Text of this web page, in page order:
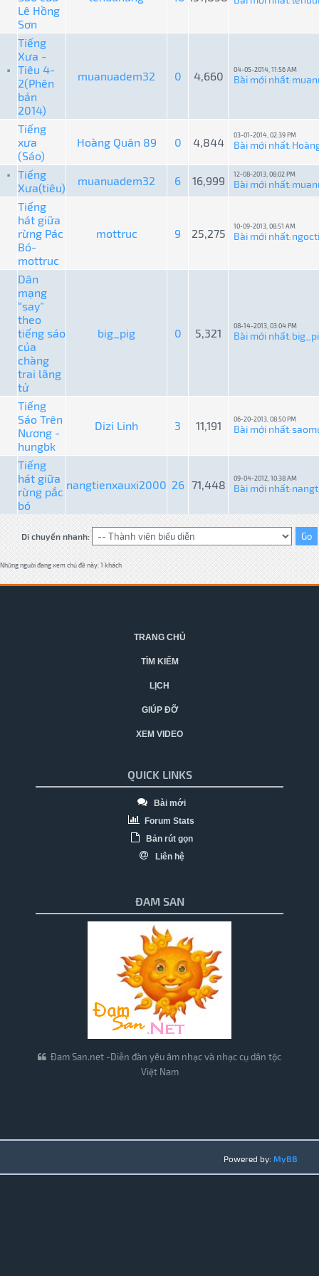
Lê Hồng
Sơn
Tiếng
Xưa -
Tiêu 4-
2(Phên
bản
2014)
muanuadem32 0 4,660 04-05-2014, 11:56 AM
Bài mới nhất:
Tiếng
xưa
(Sáo)
Hoàng Quân 89 0 4,844
03-01-2014, 02:39 PM
Bài mới nhất:
Tiếng
Xưa(tiêu)
muanuadem32 6 16,999 12-08-2013, 08:02 PM
Bài mới nhất:
Tiếng
hát giữa
rừng Pác
Bó-
mottruc
mottruc 9 25,275
10-09-2013, 08:51 AM
Bài mới nhất:
Dân
mạng
“say”
theo
tiếng sáo
của
chàng
trai lãng
tử
big_pig 0 5,321
08-14-2013, 03:04 PM
Bài mới nhất:
Tiếng
Sáo Trên
Nương -
hungbk
Dizi Linh 3 11,191 06-20-2013, 08:50 PM
Bài mới nhất:
Tiếng
hát giữa
rừng pắc
bó
nangtienxauxi2000 26 71,448 09-04-2012, 10:38 AM
Bài mới nhất:
Di chuyển nhanh:
Những người đang xem chủ đề này: 1 khách
TRANG CHỦ
TÌM KIẾM
LỊCH
GIÚP ĐỠ
XEM VIDEO
QUICK LINKS
Bài mới
Forum Stats
Bản rút gọn
Liên hệ
ĐAM SAN
Đam San.net -Diễn đàn yêu âm nhạc và nhạc cụ dân tộc
Việt Nam
Powered by: MyBB